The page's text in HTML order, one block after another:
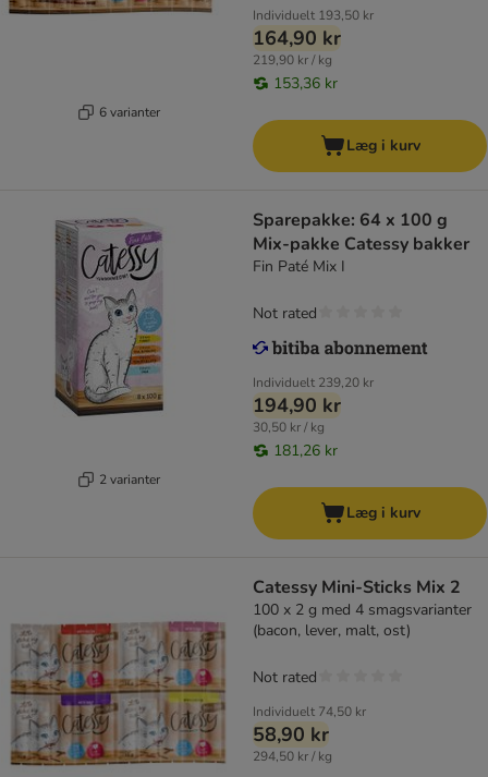
6 varianter
Individuelt 193,50 kr
164,90 kr
219,90 kr / kg
153,36 kr
Læg i kurv
2 varianter
Sparepakke: 64 x 100 g
Mix-pakke Catessy bakker
Fin Paté Mix I
Individuelt 239,20 kr
194,90 kr
30,50 kr / kg
181,26 kr
Not rated
Læg i kurv
Catessy Mini-Sticks Mix 2
100 x 2 g med 4 smagsvarianter
(bacon, lever, malt, ost)
Individuelt 74,50 kr
58,90 kr
294,50 kr / kg
Not rated